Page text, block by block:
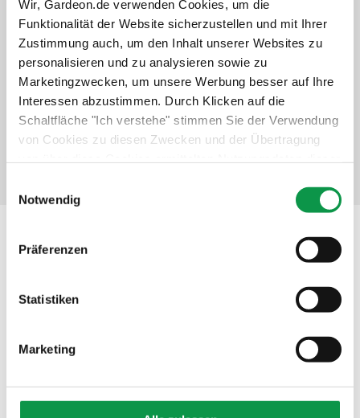
Wir, Gardeon.de verwenden Cookies, um die
Funktionalität der Website sicherzustellen und mit Ihrer
Zustimmung auch, um den Inhalt unserer Websites zu
personalisieren und zu analysieren sowie zu
Marketingzwecken, um unsere Werbung besser auf Ihre
Interessen abzustimmen. Durch Klicken auf die
Schaltfläche "Ich verstehe" stimmen Sie der Verwendung
von Cookies zu diesen Zwecken und der Übertragung
Werbung in sozialen Netzwerken und Werbenetzwerken
auf anderen Websites zu. Diese Zustimmung ist freiwillig
Informationen zu den verwendeten Cookies, zu Ihren
der Verwendung von Cookies nicht oder nur teilweise
zuzustimmen, finden Sie unter dem Link „Detaillierte
Notwendig
Präferenzen
Statistiken
Marketing
Unbeschwertes Nutzen des Gebäudes
Schneller und professioneller Service
Langfristiger Schutz der Investition
+447,-
Verbindlich auswählen
Beschreibung